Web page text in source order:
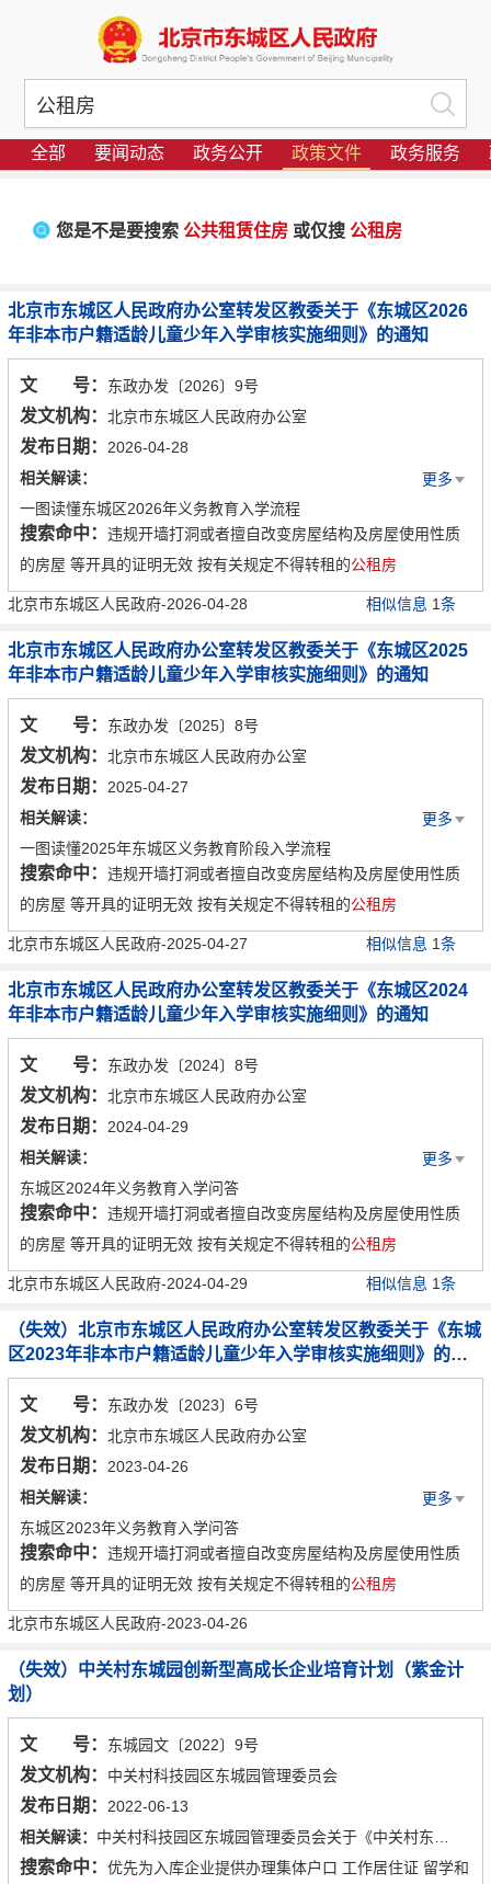
全部 要闻动态 政务公开 政策文件 政务服务
您是不是要搜索 公共租赁住房 或仅搜 公租房
北京市东城区人民政府办公室转发区教委关于《东城区2026
年非本市户籍适龄儿童少年入学审核实施细则》的通知
文 号： 东政办发〔2026〕9号
发文机构： 北京市东城区人民政府办公室
发布日期： 2026-04-28
相关解读：
更多
一图读懂东城区2026年义务教育入学流程
东城区2026年义务教育入学问答
搜索命中： 违规开墙打洞或者擅自改变房屋结构及房屋使用性质
的房屋 等开具的证明无效 按有关规定不得转租的公租房
北京市东城区人民政府-2026-04-28 相似信息 1条
北京市东城区人民政府办公室转发区教委关于《东城区2025
年非本市户籍适龄儿童少年入学审核实施细则》的通知
文 号： 东政办发〔2025〕8号
发文机构： 北京市东城区人民政府办公室
发布日期： 2025-04-27
相关解读：
更多
一图读懂2025年东城区义务教育阶段入学流程
东城区2025年义务教育入学问答
搜索命中： 违规开墙打洞或者擅自改变房屋结构及房屋使用性质
的房屋 等开具的证明无效 按有关规定不得转租的公租房
北京市东城区人民政府-2025-04-27 相似信息 1条
北京市东城区人民政府办公室转发区教委关于《东城区2024
年非本市户籍适龄儿童少年入学审核实施细则》的通知
文 号： 东政办发〔2024〕8号
发文机构： 北京市东城区人民政府办公室
发布日期： 2024-04-29
相关解读：
更多
东城区2024年义务教育入学问答
一图读懂2024年东城区义务教育阶段入学流程
搜索命中： 违规开墙打洞或者擅自改变房屋结构及房屋使用性质
的房屋 等开具的证明无效 按有关规定不得转租的公租房
北京市东城区人民政府-2024-04-29 相似信息 1条
（失效）北京市东城区人民政府办公室转发区教委关于《东城
区2023年非本市户籍适龄儿童少年入学审核实施细则》的通
知
文 号： 东政办发〔2023〕6号
发文机构： 北京市东城区人民政府办公室
发布日期： 2023-04-26
相关解读：
更多
东城区2023年义务教育入学问答
一图读懂:2023年东城区义务教育阶段入学政策发布
搜索命中： 违规开墙打洞或者擅自改变房屋结构及房屋使用性质
的房屋 等开具的证明无效 按有关规定不得转租的公租房
北京市东城区人民政府-2023-04-26
（失效）中关村东城园创新型高成长企业培育计划（紫金计
划）
文 号： 东城园文〔2022〕9号
发文机构： 中关村科技园区东城园管理委员会
发布日期： 2022-06-13
相关解读：
中关村科技园区东城园管理委员会关于《中关村东城园创新型高成长企业培育计划》（“紫金计划”）的政策解读
搜索命中： 优先为入库企业提供办理集体户口 工作居住证 留学和